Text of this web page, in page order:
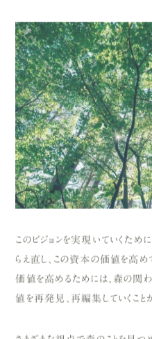
このビジョンを実現いていくため
らえ直し、この資本の価値を高め
価値を高めるためには、森の関
値を再発見、再編集していくこと
さまざまな視点で森のことを見つ